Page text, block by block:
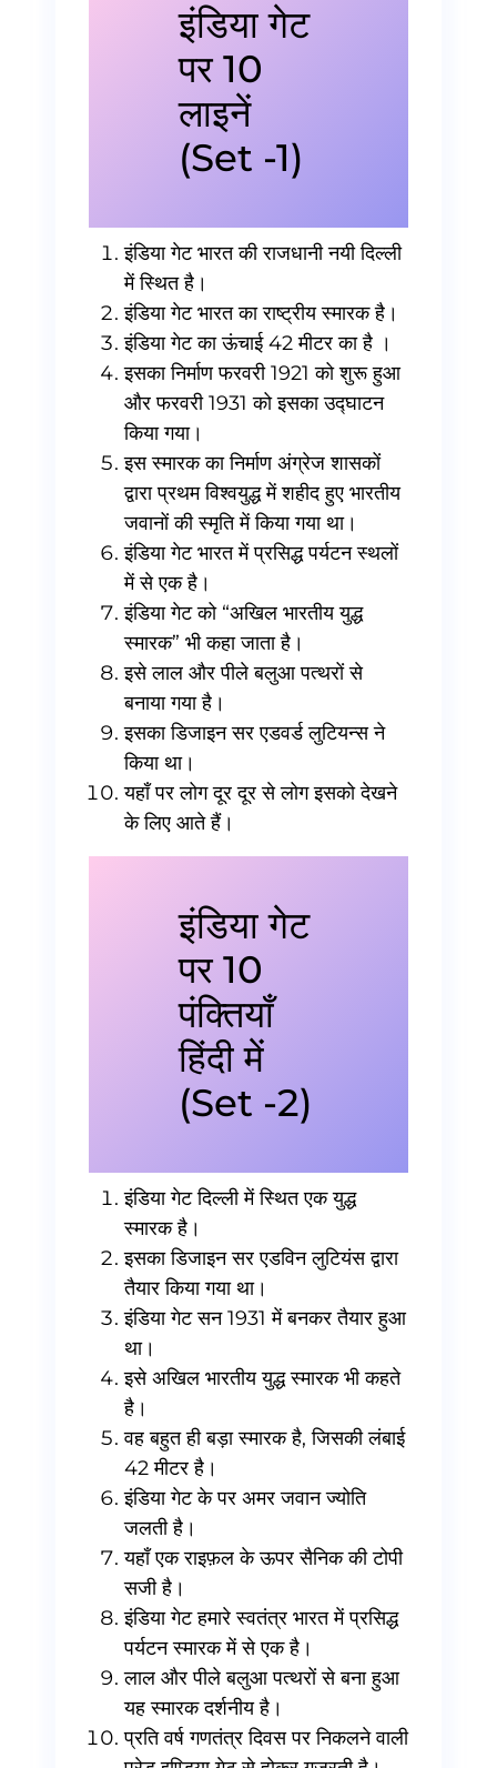
इंडिया गेट
पर 10
लाइनें
(Set -1)
इंडिया गेट भारत की राजधानी नयी दिल्ली
में स्थित है।
इंडिया गेट भारत का राष्ट्रीय स्मारक है।
इंडिया गेट का ऊंचाई 42 मीटर का है ।
इसका निर्माण फरवरी 1921 को शुरू हुआ
और फरवरी 1931 को इसका उद्घाटन
किया गया।
इस स्मारक का निर्माण अंग्रेज शासकों
द्वारा प्रथम विश्वयुद्ध में शहीद हुए भारतीय
जवानों की स्मृति में किया गया था।
इंडिया गेट भारत में प्रसिद्ध पर्यटन स्थलों
में से एक है।
इंडिया गेट को “अखिल भारतीय युद्ध
स्मारक” भी कहा जाता है।
इसे लाल और पीले बलुआ पत्थरों से
बनाया गया है।
इसका डिजाइन सर एडवर्ड लुटियन्स ने
किया था।
यहाँ पर लोग दूर दूर से लोग इसको देखने
के लिए आते हैं।
इंडिया गेट
पर 10
पंक्तियाँ
हिंदी में
(Set -2)
इंडिया गेट दिल्ली में स्थित एक युद्ध
स्मारक है।
इसका डिजाइन सर एडविन लुटियंस द्वारा
तैयार किया गया था।
इंडिया गेट सन 1931 में बनकर तैयार हुआ
था।
इसे अखिल भारतीय युद्ध स्मारक भी कहते
है।
वह बहुत ही बड़ा स्मारक है, जिसकी लंबाई
42 मीटर है।
इंडिया गेट के पर अमर जवान ज्योति
जलती है।
यहाँ एक राइफ़ल के ऊपर सैनिक की टोपी
सजी है।
इंडिया गेट हमारे स्वतंत्र भारत में प्रसिद्ध
पर्यटन स्मारक में से एक है।
लाल और पीले बलुआ पत्थरों से बना हुआ
यह स्मारक दर्शनीय है।
प्रति वर्ष गणतंत्र दिवस पर निकलने वाली